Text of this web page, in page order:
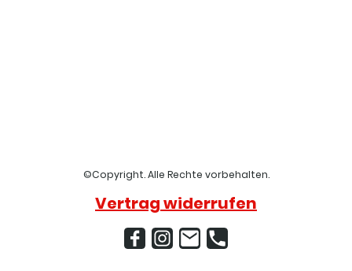
©Copyright. Alle Rechte vorbehalten.
Vertrag widerrufen